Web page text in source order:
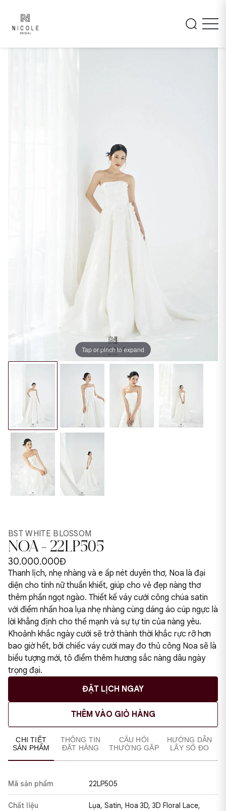
Tap or pinch to expand
BST WHITE BLOSSOM
NOA - 22LP505
30.000.000Đ
Thanh lịch, nhẹ nhàng và e ấp nét duyên thơ, Noa là đại
diện cho tính nữ thuần khiết, giúp cho vẻ đẹp nàng thơ
thêm phần ngọt ngào. Thiết kế váy cưới công chúa satin
với điểm nhấn hoa lụa nhẹ nhàng cùng dáng áo cúp ngực là
lời khẳng định cho thế mạnh và sự tự tin của nàng yêu.
Khoảnh khắc ngày cưới sẽ trở thành thời khắc rực rỡ hơn
bao giờ hết, bởi chiếc váy cưới may đo thủ công Noa sẽ là
biểu tượng mới, tô điểm thêm hương sắc nàng dâu ngày
trọng đại.
ĐẶT LỊCH NGAY
THÊM VÀO GIỎ HÀNG
CHI TIẾT
SẢN PHẨM
THÔNG TIN
ĐẶT HÀNG
CÂU HỎI
THƯỜNG GẶP
HƯỚNG DẪN
LẤY SỐ ĐO
Mã sản phẩm 22LP505
Chất liệu
Lụa, Satin, Hoa 3D, 3D Floral Lace,